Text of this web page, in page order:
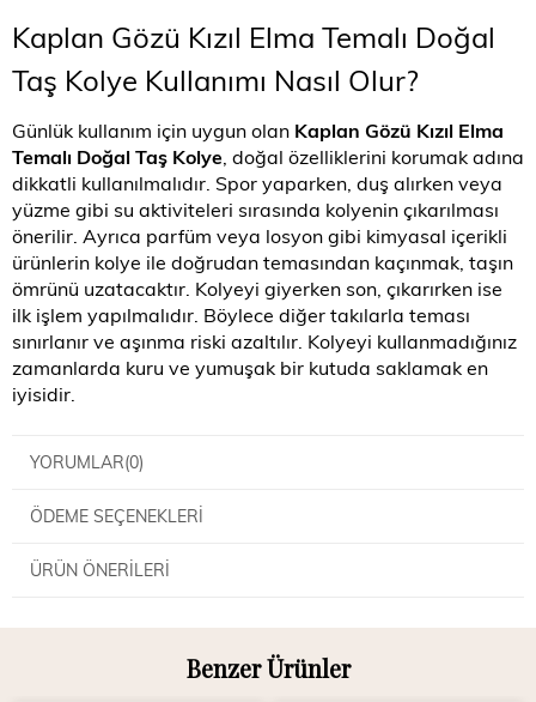
Kaplan Gözü Kızıl Elma Temalı Doğal
Taş Kolye Kullanımı Nasıl Olur?
Günlük kullanım için uygun olan Kaplan Gözü Kızıl Elma
Temalı Doğal Taş Kolye , doğal özelliklerini korumak adına
dikkatli kullanılmalıdır. Spor yaparken, duş alırken veya
yüzme gibi su aktiviteleri sırasında kolyenin çıkarılması
önerilir. Ayrıca parfüm veya losyon gibi kimyasal içerikli
ürünlerin kolye ile doğrudan temasından kaçınmak, taşın
ömrünü uzatacaktır. Kolyeyi giyerken son, çıkarırken ise
ilk işlem yapılmalıdır. Böylece diğer takılarla teması
sınırlanır ve aşınma riski azaltılır. Kolyeyi kullanmadığınız
zamanlarda kuru ve yumuşak bir kutuda saklamak en
iyisidir.
YORUMLAR(0)
ÖDEME SEÇENEKLERI
ÜRÜN ÖNERILERI
Benzer Ürünler